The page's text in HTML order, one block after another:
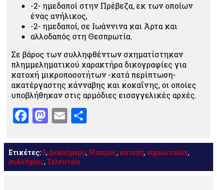
-2- ημεδαποί στην Πρέβεζα, εκ των οποίων
ένας ανήλικος,
-2- ημεδαποί, σε Ιωάννινα και Άρτα και
αλλοδαπός στη Θεσπρωτία.
Σε βάρος των συλληφθέντων σχηματίστηκαν
πλημμεληματικού χαρακτήρα δικογραφίες για
κατοχή μικροποσοτήτων -κατά περίπτωση-
ακατέργαστης κάνναβης και κοκαΐνης, οι οποίες
υποβλήθηκαν στις αρμόδιες εισαγγελικές αρχές.
Facebook
Mastodon
Email
Ετικέτες:5, Δεκαήμερο, Ήπειρος, κατοχή, ναρκωτικών,
συλλήψεις, Τελευταίο